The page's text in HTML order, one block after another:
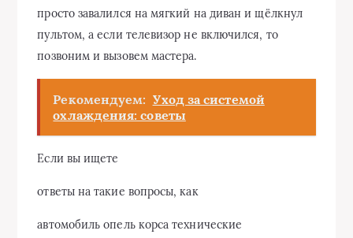
просто завалился на мягкий на диван и щёлкнул
пультом, а если телевизор не включился, то
позвоним и вызовем мастера.
Рекомендуем: Уход за системой
охлаждения: советы
Если вы ищете
ответы на такие вопросы, как
автомобиль опель корса технические